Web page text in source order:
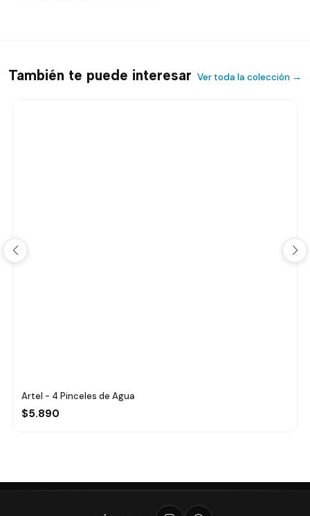
También te puede interesar Ver toda la colección →
Artel - 4 Pinceles de Agua
$5.890